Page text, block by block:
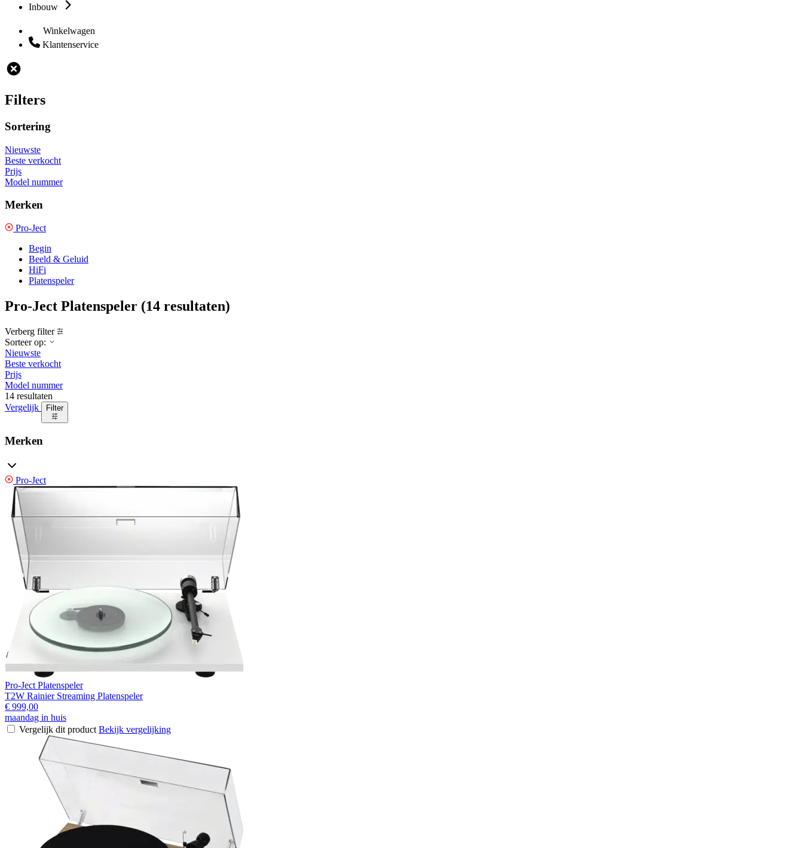
Inbouw
Winkelwagen
Klantenservice
Filters
Sortering
Nieuwste
Beste verkocht
Prijs
Model nummer
Merken
Pro-Ject
Begin
Beeld & Geluid
HiFi
Platenspeler
Pro-Ject Platenspeler (14 resultaten)
Verberg filter
Sorteer op:
Nieuwste
Beste verkocht
Prijs
Model nummer
14 resultaten
Vergelijk
Filter
Merken
Pro-Ject
Pro-Ject Platenspeler
T2W Rainier Streaming Platenspeler
€ 999,00
maandag in huis
Vergelijk dit product Bekijk vergelijking